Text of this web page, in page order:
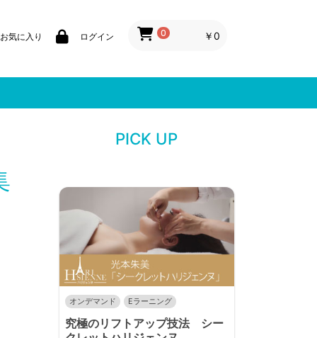
お気に入り ログイン 0 ￥0
PICK UP
オンデマンド Eラーニング
究極のリフトアップ技法 シー